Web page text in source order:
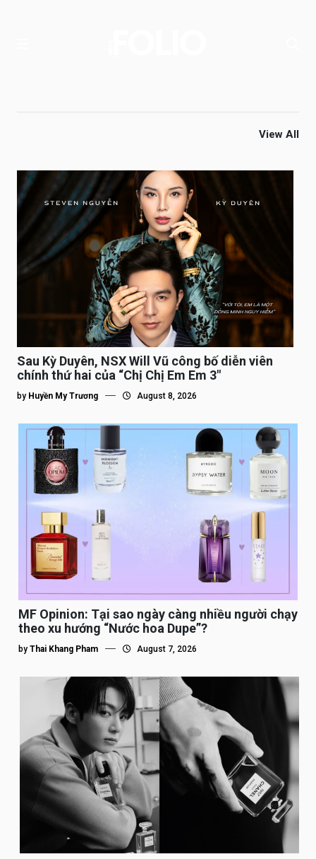
View All
Sau Kỳ Duyên, NSX Will Vũ công bố diễn viên
chính thứ hai của “Chị Chị Em Em 3″
by Huyền My Trương August 8, 2026
MF Opinion: Tại sao ngày càng nhiều người chạy
theo xu hướng “Nước hoa Dupe”?
by Thai Khang Pham August 7, 2026